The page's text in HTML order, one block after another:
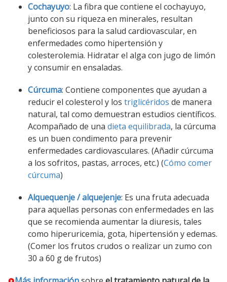
Cochayuyo: La fibra que contiene el cochayuyo,
junto con su riqueza en minerales, resultan
beneficiosos para la salud cardiovascular, en
enfermedades como hipertensión y
colesterolemia. Hidratar el alga con jugo de limón
y consumir en ensaladas.
Cúrcuma: Contiene componentes que ayudan a
reducir el colesterol y los triglicéridos de manera
natural, tal como demuestran estudios científicos.
Acompañado de una dieta equilibrada, la cúrcuma
es un buen condimento para prevenir
enfermedades cardiovasculares. (Añadir cúrcuma
a los sofritos, pastas, arroces, etc.) (Cómo comer
cúrcuma)
Alquequenje / alquejenje: Es una fruta adecuada
para aquellas personas con enfermedades en las
que se recomienda aumentar la diuresis, tales
como hiperuricemia, gota, hipertensión y edemas.
(Comer los frutos crudos o realizar un zumo con
30 a 60 g de frutos)